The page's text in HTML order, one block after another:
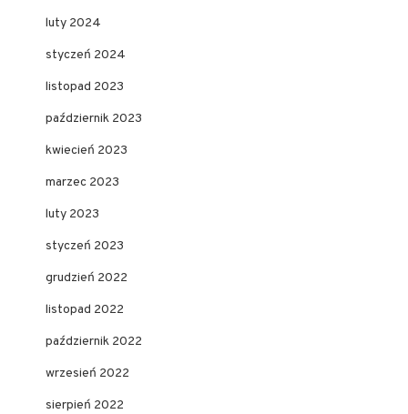
luty 2024
styczeń 2024
listopad 2023
październik 2023
kwiecień 2023
marzec 2023
luty 2023
styczeń 2023
grudzień 2022
listopad 2022
październik 2022
wrzesień 2022
sierpień 2022